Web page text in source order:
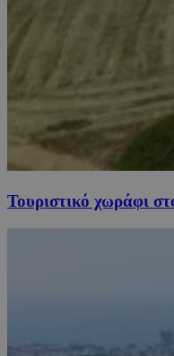
Τουριστικό χωράφι